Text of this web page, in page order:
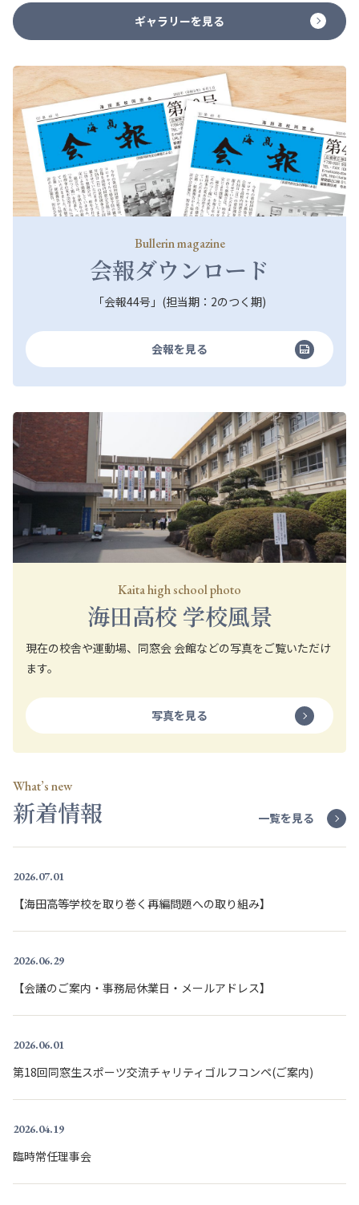
ギャラリーを見る
Bullerin magazine
会報ダウンロード
「会報44号」(担当期：2のつく期)
会報を見る
Kaita high school photo
海田高校 学校風景
現在の校舎や運動場、同窓会 会館などの写真をご覧いただけ
ます。
写真を見る
What’s new
新着情報 一覧を見る
2026.07.01
【海田高等学校を取り巻く再編問題への取り組み】
2026.06.29
【会議のご案内・事務局休業日・メールアドレス】
2026.06.01
第18回同窓生スポーツ交流チャリティゴルフコンペ(ご案内)
2026.04.19
臨時常任理事会